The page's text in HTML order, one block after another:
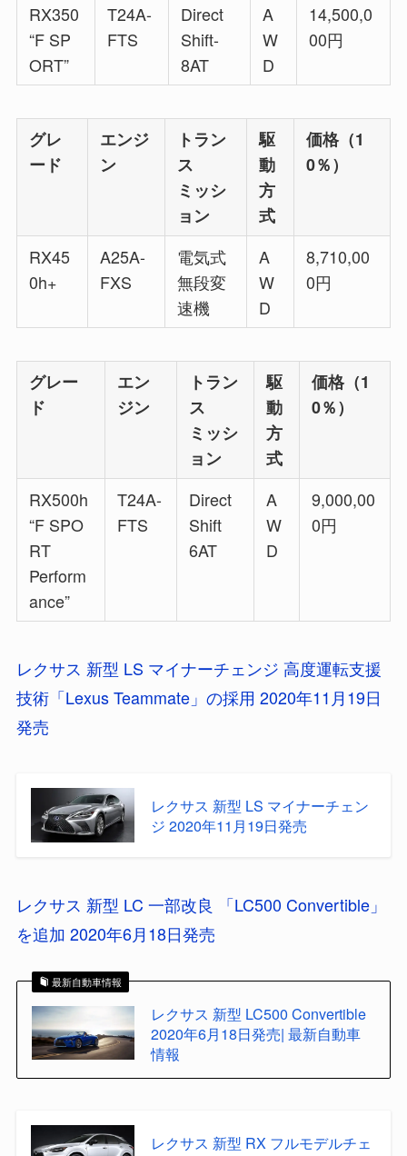
RX350
“F SP
ORT”
T24A-
FTS
Direct
Shift-
8AT
A
W
D
14,500,0
00円
グレ
ード
エンジ
ン
トラン
ス
ミッシ
ョン
駆
動
方
式
価格（1
0％）
RX45
0h+
A25A-
FXS
電気式
無段変
速機
A
W
D
8,710,00
0円
グレー
ド
エン
ジン
トラン
ス
ミッシ
ョン
駆
動
方
式
価格（1
0％）
RX500h
“F SPO
RT
Perform
ance”
T24A-
FTS
Direct
Shift
6AT
A
W
D
9,000,00
0円
レクサス 新型 LS マイナーチェンジ 高度運転支援
技術「Lexus Teammate」の採用 2020年11月19日
発売
レクサス 新型 LS マイナーチェン
ジ 2020年11月19日発売
レクサス 新型 LC 一部改良 「LC500 Convertible」
を追加 2020年6月18日発売
最新自動車情報
レクサス 新型 LC500 Convertible
2020年6月18日発売| 最新自動車
情報
レクサス 新型 RX フルモデルチェ